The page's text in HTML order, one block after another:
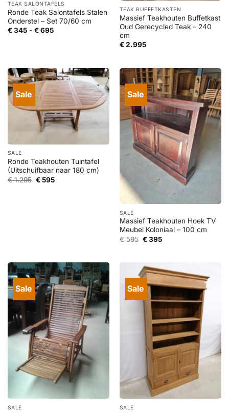
TEAK SALONTAFELS
Ronde Teak Salontafels Stalen
Onderstel – Set 70/60 cm
€345 - €695Prijsklasse:
TEAK BUFFETKASTEN
Massief Teakhouten Buffetkast
Oud Gerecycled Teak – 240
cm
€2.995
Sale
SALE
Ronde Teakhouten Tuintafel
(Uitschuifbaar naar 180 cm)
€1.295 Oorspronkelijke
prijs
€595Huidige
Sale
SALE
Massief Teakhouten Hoek TV
Meubel Koloniaal – 100 cm
€595 Oorspronkelijke
€395Huidige
Sale
SALE
Sale
SALE